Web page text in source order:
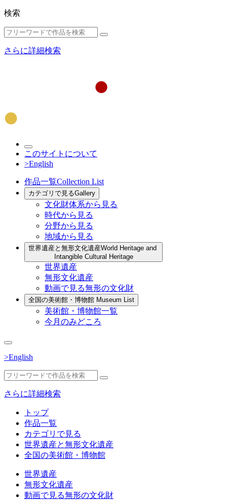
検索
さらに詳細検索
このサイトについて
>English
作品一覧Collection List
カテゴリで見るGallery
文化財体系から見る
時代から見る
分野から見る
地域から見る
世界遺産と無形文化遺産World Heritage and
Intangible Cultural Heritage
世界遺産
無形文化遺産
動画で見る無形の文化財
全国の美術館・博物館 Museum List
美術館・博物館一覧
今月のみどころ
>English
さらに詳細検索
トップ
作品一覧
カテゴリで見る
世界遺産と無形文化遺産
全国の美術館・博物館
世界遺産
無形文化遺産
動画で見る無形の文化財